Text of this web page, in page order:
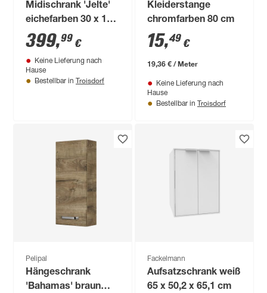
Midischrank 'Jelte'
eichefarben 30 x 121
x 31 cm
399,99 €
Keine Lieferung nach
Hause
Bestellbar in Troisdorf
Kleiderstange
chromfarben 80 cm
15,49 €
19,36 € / Meter
Keine Lieferung nach
Hause
Bestellbar in Troisdorf
Pelipal
Hängeschrank
'Bahamas' braun
Fackelmann
Aufsatzschrank weiß
65 x 50,2 x 65,1 cm